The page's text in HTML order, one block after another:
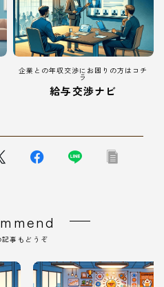
企業との年収交渉にお困りの方はコチ
ラ
給与交渉ナビ
記事もどうぞ